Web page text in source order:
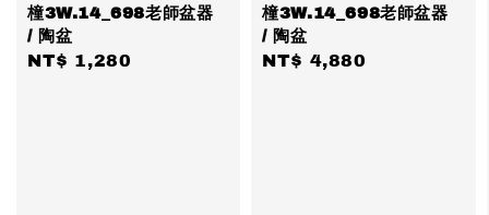
橦3W.14_698老師盆器
/ 陶盆
Regular
NT$ 1,280
橦3W.14_698老師盆器
/ 陶盆
Regular
NT$ 4,880